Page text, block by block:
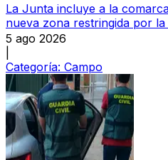
La Junta incluye a la
nueva zona restringida por
5 ago 2026
Categoría: Campo